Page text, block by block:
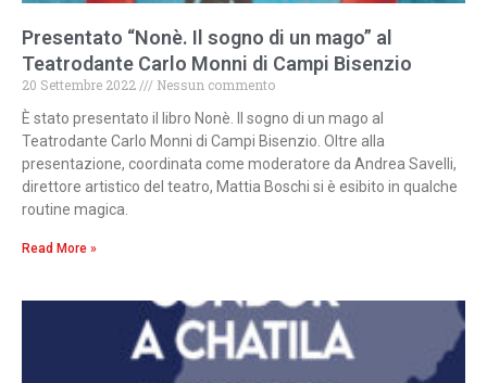
Presentato “Nonè. Il sogno di un mago” al
Teatrodante Carlo Monni di Campi Bisenzio
20 Settembre 2022
Nessun commento
È stato presentato il libro Nonè. Il sogno di un mago al
Teatrodante Carlo Monni di Campi Bisenzio. Oltre alla
presentazione, coordinata come moderatore da Andrea Savelli,
direttore artistico del teatro, Mattia Boschi si è esibito in qualche
routine magica.
Read More »